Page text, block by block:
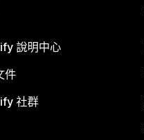
說明中心
件
社群